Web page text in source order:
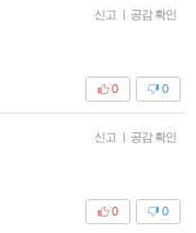
신고 | 공감 확인
0
0
신고 | 공감 확인
0
0